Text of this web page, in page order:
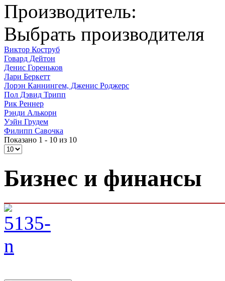
Производитель:
Выбрать производителя
Виктор Коструб
Говард Дейтон
Денис Гореньков
Лари Беркетт
Лорэн Каннингем, Дженис Роджерс
Пол Дэвид Трипп
Рик Реннер
Рэнди Алькорн
Уэйн Грудем
Филипп Савочка
Показано 1 - 10 из 10
Бизнес и финансы